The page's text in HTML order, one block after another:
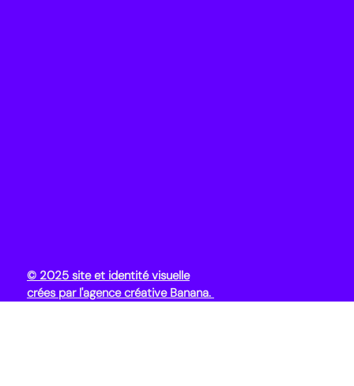
© 2025 site et identité visuelle
crées par l'agence créative Banana.